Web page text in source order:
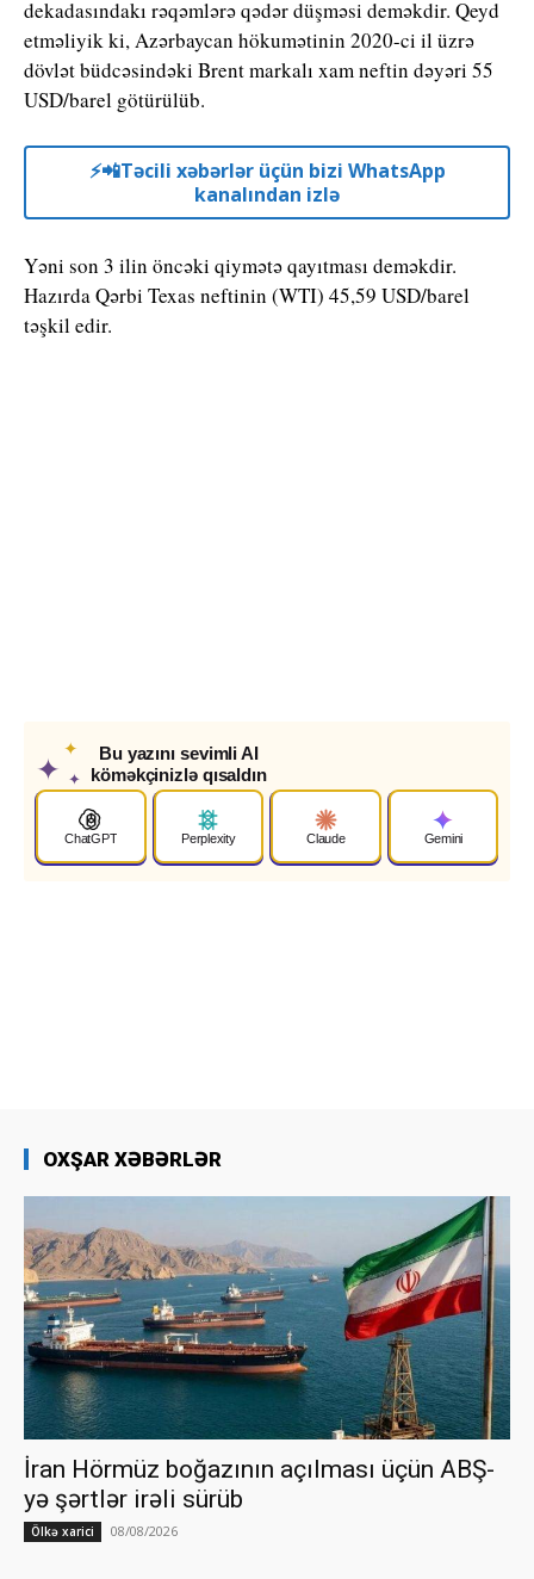
dekadasındakı rəqəmlərə qədər düşməsi deməkdir. Qeyd
etməliyik ki, Azərbaycan hökumətinin 2020-ci il üzrə
dövlət büdcəsindəki Brent markalı xam neftin dəyəri 55
USD/barel götürülüb.
⚡️📲Təcili xəbərlər üçün bizi WhatsApp
kanalından izlə
Yəni son 3 ilin öncəki qiymətə qayıtması deməkdir.
Hazırda Qərbi Texas neftinin (WTI) 45,59 USD/barel
təşkil edir.
✦
✦
✦
Bu yazını sevimli AI
köməkçinizlə qısaldın
ChatGPT Perplexity Claude Gemini
OXŞAR XƏBƏRLƏR
İran Hörmüz boğazının açılması üçün ABŞ-
yə şərtlər irəli sürüb
Ölkə xarici 08/08/2026